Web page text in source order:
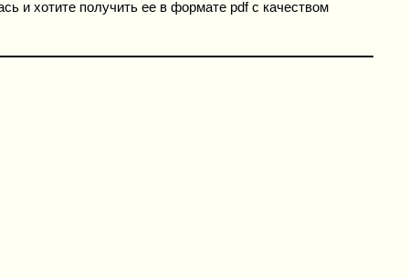
и хотите получить ее в формате pdf с качеством